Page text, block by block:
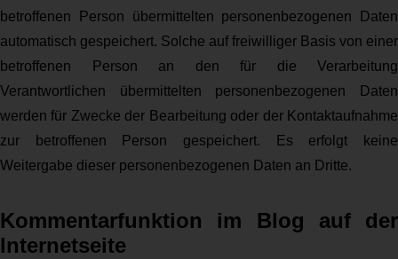
betroffenen Person übermittelten personenbezogenen Daten
automatisch gespeichert. Solche auf freiwilliger Basis von einer
betroffenen Person an den für die Verarbeitung
Verantwortlichen übermittelten personenbezogenen Daten
werden für Zwecke der Bearbeitung oder der Kontaktaufnahme
zur betroffenen Person gespeichert. Es erfolgt keine
Weitergabe dieser personenbezogenen Daten an Dritte.
Kommentarfunktion im Blog auf der
Internetseite